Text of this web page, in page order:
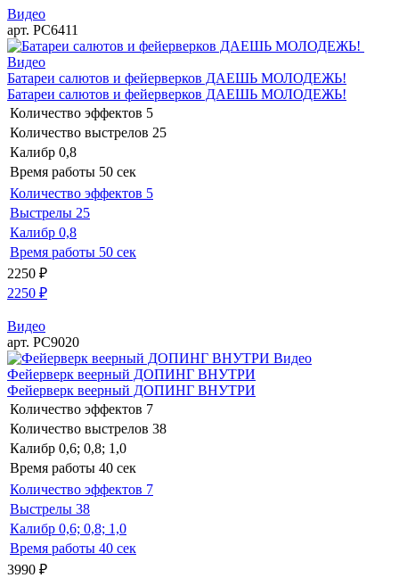
Видео
арт. РС6411
Видео
Батареи салютов и фейерверков ДАЕШЬ МОЛОДЕЖЬ!
Батареи салютов и фейерверков ДАЕШЬ МОЛОДЕЖЬ!
Количество эффектов 5
Количество выстрелов 25
Калибр 0,8
Время работы 50 сек
Количество эффектов 5
Выстрелы 25
Калибр 0,8
Время работы 50 сек
2250 ₽
2250 ₽
Видео
арт. РС9020
Видео
Фейерверк веерный ДОПИНГ ВНУТРИ
Фейерверк веерный ДОПИНГ ВНУТРИ
Количество эффектов 7
Количество выстрелов 38
Калибр 0,6; 0,8; 1,0
Время работы 40 сек
Количество эффектов 7
Выстрелы 38
Калибр 0,6; 0,8; 1,0
Время работы 40 сек
3990 ₽